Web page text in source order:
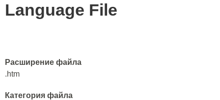
Language File
Расширение файла
.htm
Категория файла